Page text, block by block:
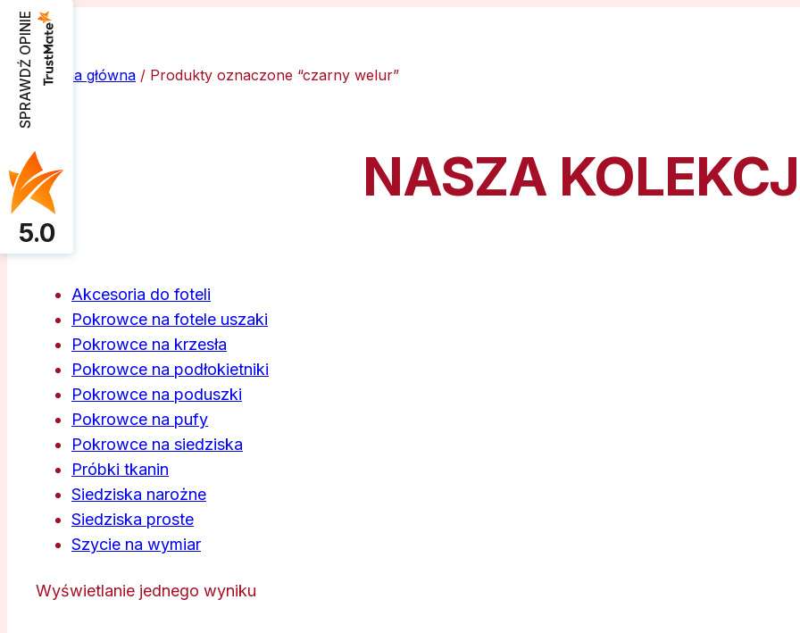
Strona główna / Produkty oznaczone “czarny welur”
NASZA
Akcesoria do foteli
Pokrowce na fotele uszaki
Pokrowce na krzesła
Pokrowce na podłokietniki
Pokrowce na poduszki
Pokrowce na pufy
Pokrowce na siedziska
Próbki tkanin
Siedziska narożne
Siedziska proste
Szycie na wymiar
Wyświetlanie jednego wyniku
SPRAWDŹ OPINIE
5.0